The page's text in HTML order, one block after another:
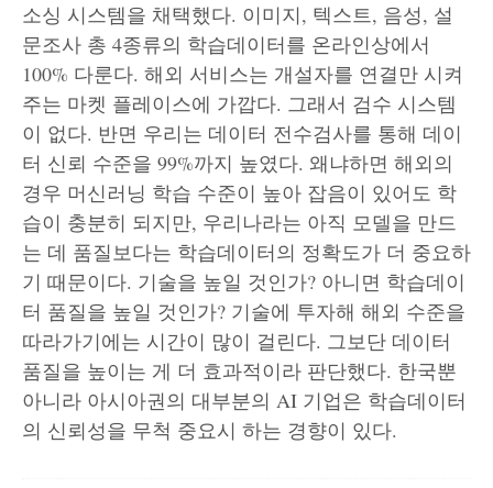
소싱 시스템을 채택했다. 이미지, 텍스트, 음성, 설
문조사 총 4종류의 학습데이터를 온라인상에서
100% 다룬다. 해외 서비스는 개설자를 연결만 시켜
주는 마켓 플레이스에 가깝다. 그래서 검수 시스템
이 없다. 반면 우리는 데이터 전수검사를 통해 데이
터 신뢰 수준을 99%까지 높였다. 왜냐하면 해외의
경우 머신러닝 학습 수준이 높아 잡음이 있어도 학
습이 충분히 되지만, 우리나라는 아직 모델을 만드
는 데 품질보다는 학습데이터의 정확도가 더 중요하
기 때문이다. 기술을 높일 것인가? 아니면 학습데이
터 품질을 높일 것인가? 기술에 투자해 해외 수준을
따라가기에는 시간이 많이 걸린다. 그보단 데이터
품질을 높이는 게 더 효과적이라 판단했다. 한국뿐
아니라 아시아권의 대부분의 AI 기업은 학습데이터
의 신뢰성을 무척 중요시 하는 경향이 있다.